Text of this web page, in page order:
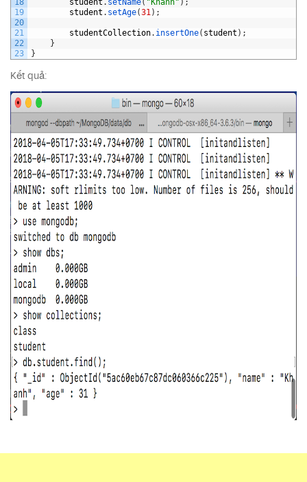
19
20
21
22
23
student . setAge(31 ) ;
studentCollection. insertOne( student ) ;
}
}
Kết quả: